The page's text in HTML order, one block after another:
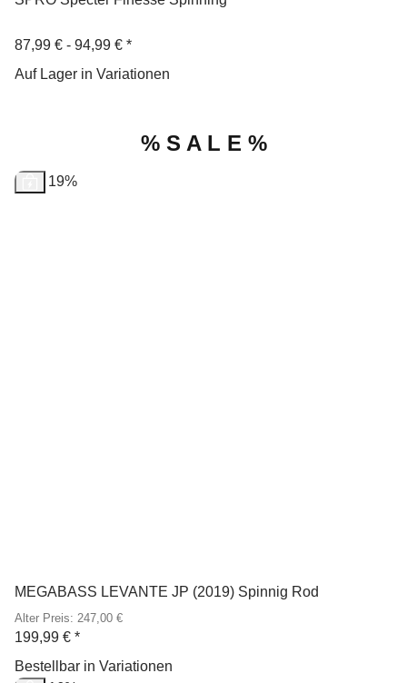
87,99 € - 94,99 € *
Auf Lager in Variationen
% S A L E %
Sale 19%
MEGABASS LEVANTE JP (2019) Spinnig Rod
Alter Preis: 247,00 €
199,99 € *
Bestellbar in Variationen